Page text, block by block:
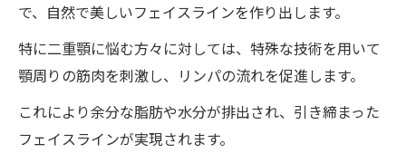
で、自然で美しいフェイスラインを作り出します。
特に二重顎に悩む方々に対しては、特殊な技術を用いて
顎周りの筋肉を刺激し、リンパの流れを促進します。
これにより余分な脂肪や水分が排出され、引き締まった
フェイスラインが実現されます。